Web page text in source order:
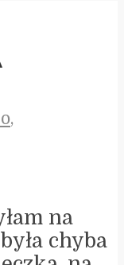
,
na
chyba